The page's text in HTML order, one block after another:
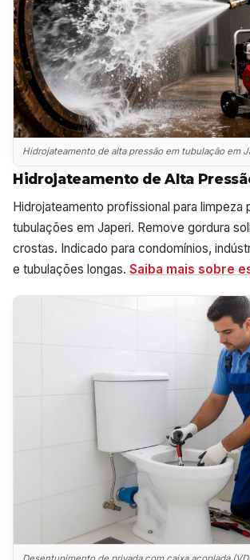
Hidrojateamento de alta pressão em tubulação em
Hidrojateamento de Alta
Hidrojateamento profissional para limpeza
tubulações em Japeri. Remove gordura
crostas. Indicado para condomínios,
e tubulações longas. Saiba mais sobre